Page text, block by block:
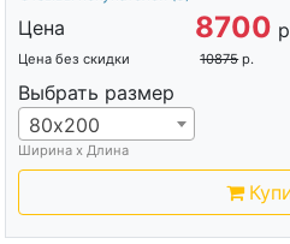
Цена 8700
Цена без скидки 10875 р.
Выбрать размер
80х200
Ширина х Длина